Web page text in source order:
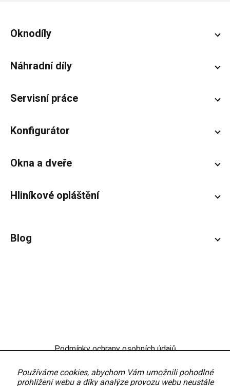
Používáme cookies, abychom Vám umožnili pohodlné
prohlížení webu a díky analýze provozu webu neustále
Zápatí
Oknodíly
Náhradní díly
Servisní práce
Konfigurátor
Okna a dveře
Hliníkové opláštění
Blog
Podmínky ochrany osobních údajů
Nastavení